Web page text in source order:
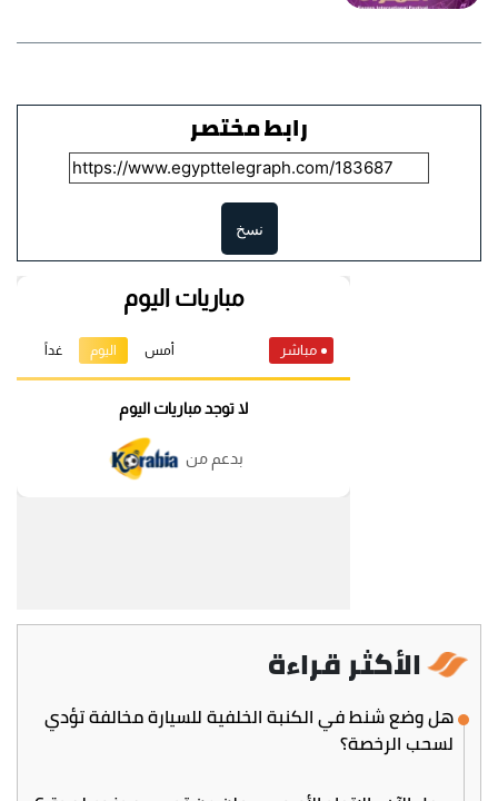
رابط مختصر
نسخ
الأكثر قراءة
هل وضع شنط في الكنبة الخلفية للسيارة مخالفة تؤدي
لسحب الرخصة؟